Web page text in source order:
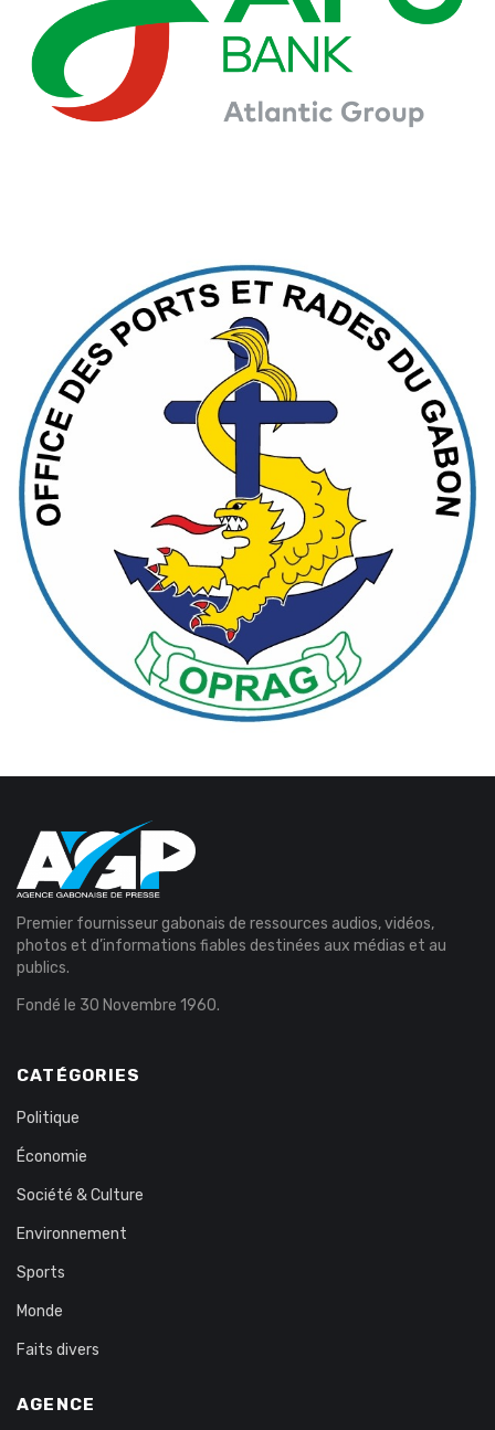
Premier fournisseur gabonais de ressources audios, vidéos,
photos et d’informations fiables destinées aux médias et au
publics.
Fondé le 30 Novembre 1960.
CATÉGORIES
Politique
Économie
Société & Culture
Environnement
Sports
Monde
Faits divers
AGENCE